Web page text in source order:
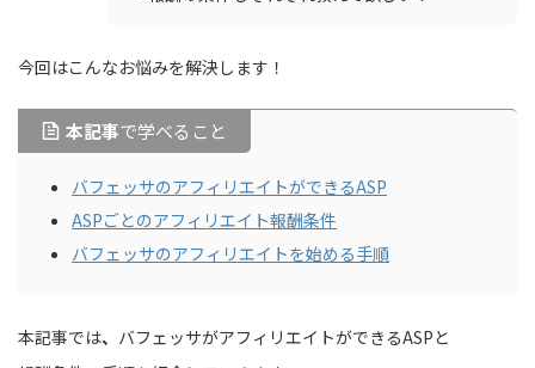
今回はこんなお悩みを解決します！
本記事で学べること
バフェッサのアフィリエイトができるASP
ASPごとのアフィリエイト報酬条件
バフェッサのアフィリエイトを始める手順
本記事では、 バフェッサがアフィリエイトができるASPと